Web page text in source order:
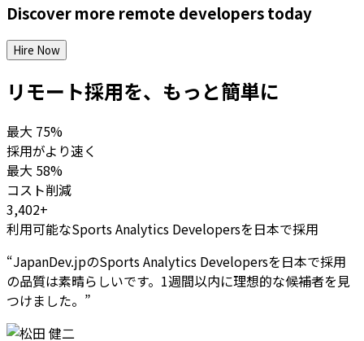
Discover more remote developerstoday
Hire Now
リモート採用を、もっと簡単に
最大 75%
採用がより速く
最大 58%
コスト削減
3,402+
利用可能なSports Analytics Developersを日本で採用
“JapanDev.jpのSports Analytics Developersを日本で採用
の品質は素晴らしいです。1週間以内に理想的な候補者を見
つけました。 ”